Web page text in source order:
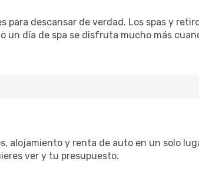
para descansar de verdad. Los spas y
un día de spa se disfruta mucho más
alojamiento y renta de auto en un solo
ver y tu presupuesto.